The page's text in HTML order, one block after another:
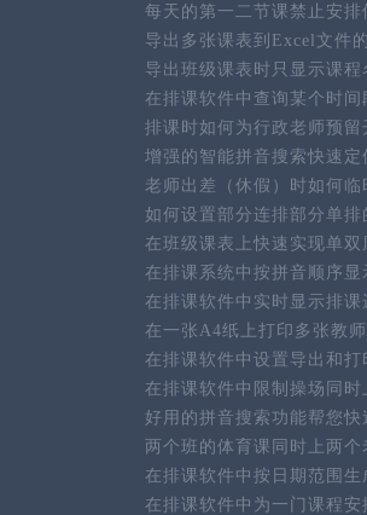
每天的第一二节课禁止安排
导出多张课表到Excel文件
导出班级课表时只显示课程
在排课软件中查询某个时间
排课时如何为行政老师预留
增强的智能拼音搜索快速定
老师出差（休假）时如何临
如何设置部分连排部分单排
在班级课表上快速实现单双
在排课系统中按拼音顺序显
在排课软件中实时显示排课
在一张A4纸上打印多张教
在排课软件中设置导出和打
在排课软件中限制操场同时
好用的拼音搜索功能帮您
两个班的体育课同时上两个
在排课软件中按日期范围生
在排课软件中为一门课程安